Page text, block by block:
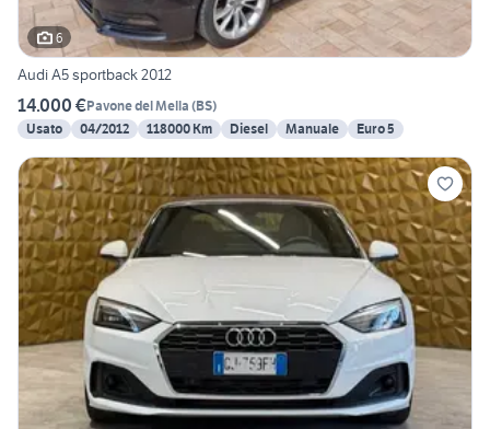
6
Audi A5 sportback 2012
14.000 €Pavone del Mella (BS)
Usato
04/2012 118000 Km Diesel Manuale Euro 5